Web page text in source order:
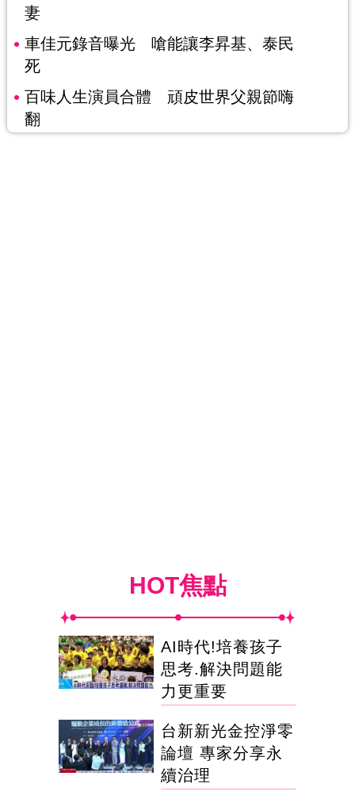
妻
車佳元錄音曝光 嗆能讓李昇基、泰民
死
百味人生演員合體 頑皮世界父親節嗨
翻
HOT焦點
AI時代!培養孩子
思考.解決問題能
力更重要
台新新光金控淨零
論壇 專家分享永
續治理